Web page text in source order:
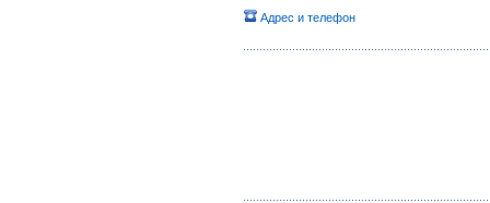
Адрес и телефон